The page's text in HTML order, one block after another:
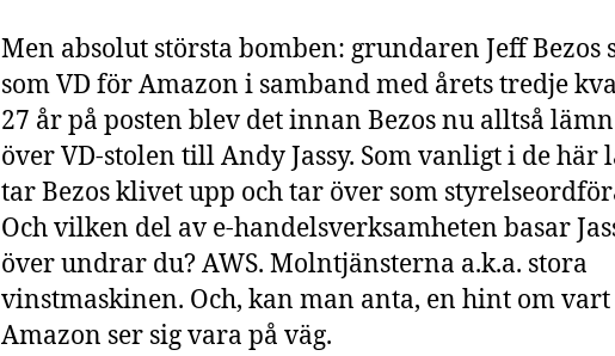
Men absolut största bomben: grundaren Jeff Bezos
som VD för Amazon i samband med årets tredje
27 år på posten blev det innan Bezos nu alltså
över VD-stolen till Andy Jassy. Som vanligt i de här
tar Bezos klivet upp och tar över som
Och vilken del av e-handelsverksamheten basar
över undrar du? AWS. Molntjänsterna a.k.a. stora
vinstmaskinen. Och, kan man anta, en hint om vart
Amazon ser sig vara på väg.